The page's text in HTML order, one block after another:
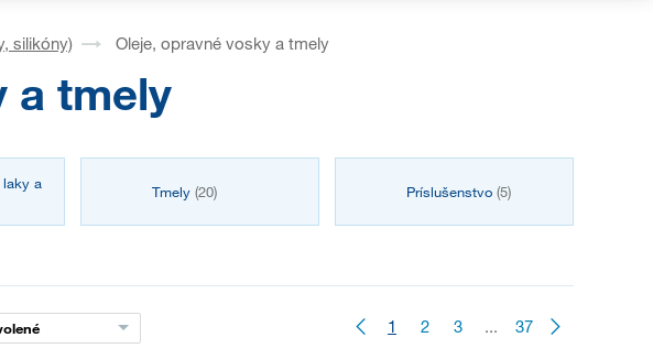
silikóny) Oleje, opravné vosky a tmely
a tmely
laky a
Tmely (20) Príslušenstvo (5)
1 2 3 ... 37